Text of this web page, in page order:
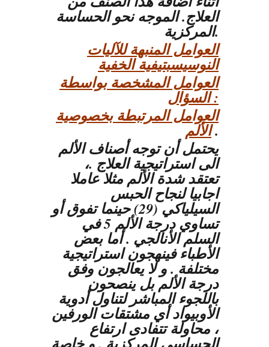
العلاج. الموجه نحو الحساسة
المركزية.
العوامل المنبهة للآليات
النوسيسبتيفية الخفية
العوامل المشخصة بواسطة
السؤال :
العوامل المرتبطة بخصوصية
الألم.
يحتمل أن توجه أصناف الألم
الى استراتيجية العلاج .،
تعتقد شدة الألم مثلا عاملا
اجابيا لنجاح الحبس
السيلياكي (29) حينما تفوق أو
تساوي درجة الألم 5 في
السلم الأنالجي . أما بعض
الأطباء فينهجون استراتيجية
مختلفة . و لا يعالجون وفق
درجة الألم بل ينصحون
باللجوء المباشر لتناول أدوية
الأوبيواد أي مشتقات الورفين
، محاولة تتفادى ارتفاع